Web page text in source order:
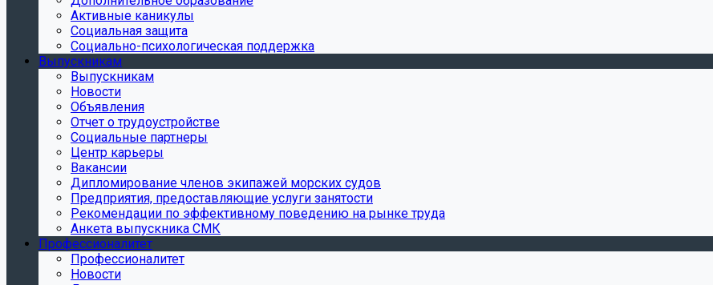
Активные каникулы
Социальная защита
Социально-психологическая поддержка
Выпускникам
Выпускникам
Новости
Объявления
Отчет о трудоустройстве
Социальные партнеры
Центр карьеры
Вакансии
Дипломирование членов экипажей морских судов
Предприятия, предоставляющие услуги занятости
Рекомендации по эффективному поведению на рынке труда
Анкета выпускника СМК
Профессионалитет
Профессионалитет
Новости